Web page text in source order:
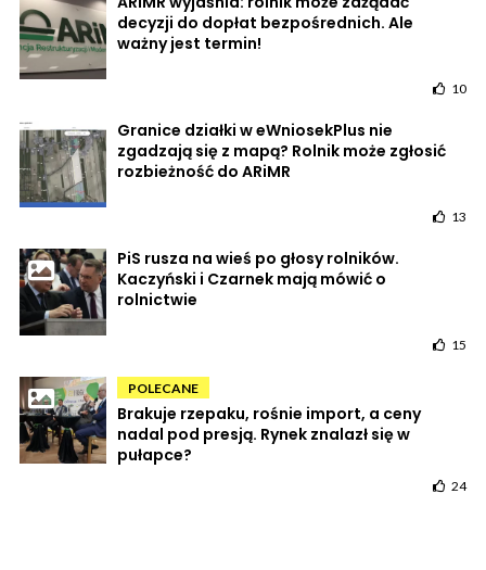
decyzji do dopłat bezpośrednich. Ale
ważny jest termin!
10
Granice działki w eWniosekPlus nie
zgadzają się z mapą? Rolnik może zgłosić
rozbieżność do ARiMR
13
PiS rusza na wieś po głosy rolników.
Kaczyński i Czarnek mają mówić o
rolnictwie
15
POLECANE
Brakuje rzepaku, rośnie import, a ceny
nadal pod presją. Rynek znalazł się w
pułapce?
24